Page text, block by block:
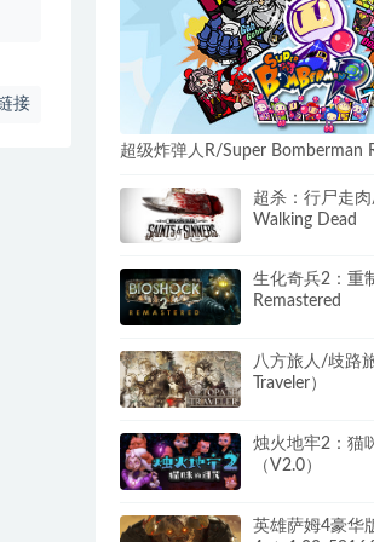
接
超级炸弹人R/Super Bomberman
超杀：行尸走
Walking Dead
生化奇兵2：重
Remastered
八方旅人/歧路
Traveler）
烛火地牢2：猫
（V2.0）
英雄萨姆4豪华